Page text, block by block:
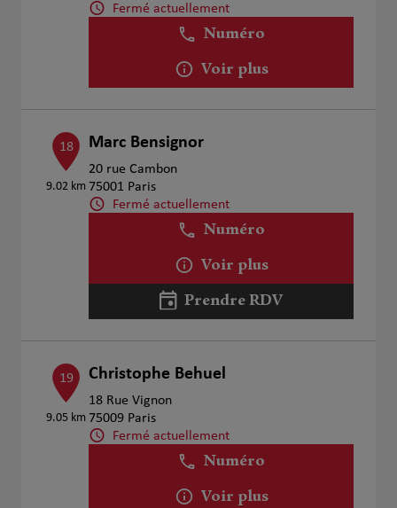
Fermé actuellement
Numéro
Voir plus
18
9.02 km
Marc Bensignor
20 rue Cambon
75001 Paris
Fermé actuellement
Numéro
Voir plus
Prendre RDV
19
9.05 km
Christophe Behuel
18 Rue Vignon
75009 Paris
Fermé actuellement
Numéro
Voir plus